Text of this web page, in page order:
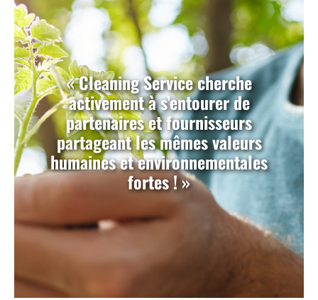
« Cleaning Service cherche
activement à s’entourer de
partenaires et fournisseurs
partageant les mêmes valeurs
humaines et environnementales
fortes ! »